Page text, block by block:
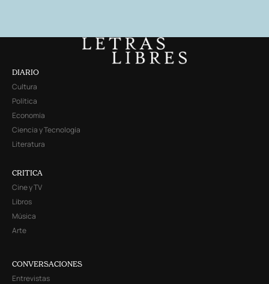
DIARIO
Cultura
Política
Economía
Ciencia y Tecnología
Literatura
CRITICA
Cine y TV
Libros
Música
Arte
CONVERSACIONES
Entrevistas